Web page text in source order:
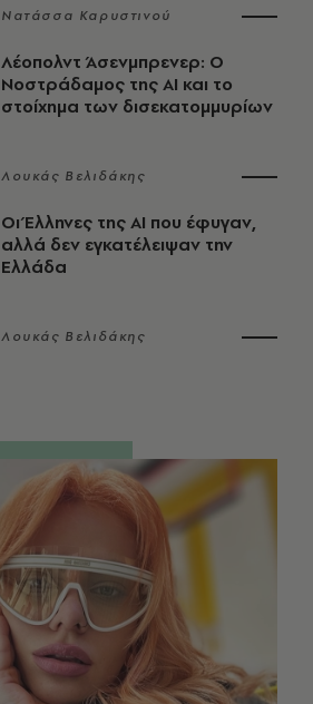
Νατάσσα Καρυστινού
Λέοπολντ Άσενμπρενερ: Ο
Νοστράδαμος της AI και το
στοίχημα των δισεκατομμυρίων
Λουκάς Βελιδάκης
Οι Έλληνες της ΑΙ που έφυγαν,
αλλά δεν εγκατέλειψαν την
Ελλάδα
Λουκάς Βελιδάκης